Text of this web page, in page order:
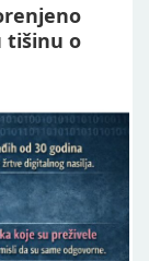
tišinu o